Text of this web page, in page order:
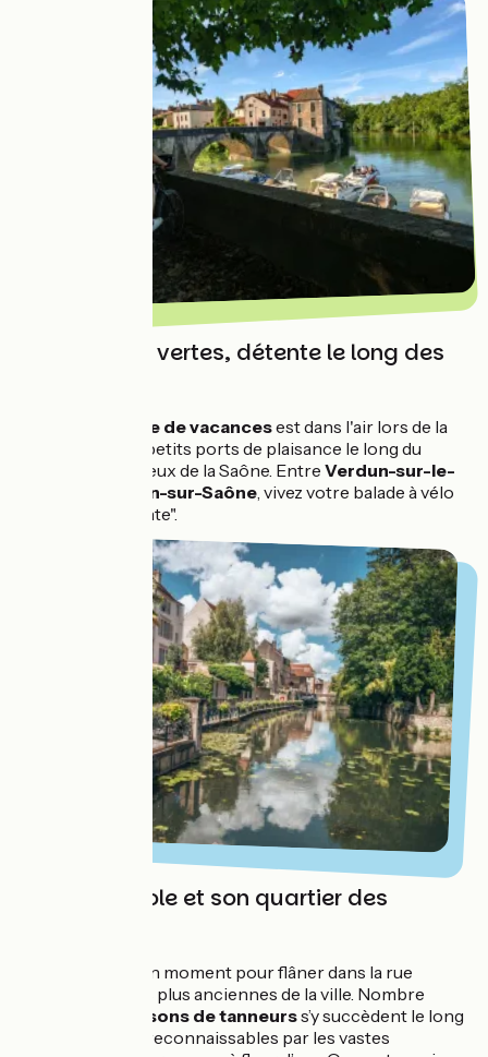
Sur les voies vertes, détente le long des
atmosphère de vacancesest dans l'air lors de la
découverte des petits ports de plaisance le long du
Doubs suivi de ceux de la Saône. Entre Verdun-sur-le-
Châlon-sur-Saône, vivez votre balade à vélo
en mode "farniente".
La ville de Dole et son quartier des
Réservez-vous un moment pour flâner dans la rue
Pasteur, l’une des plus anciennes de la ville. Nombre
maisons de tanneurss’y succèdent le long
d’un large canal, reconnaissables par les vastes